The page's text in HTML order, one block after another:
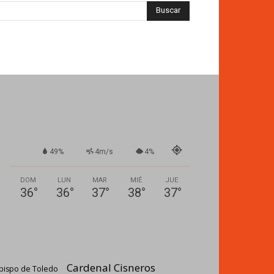
49% 4m/s 4%
DOM
36°
LUN
36°
MAR
37°
MIÉ
38°
JUE
37°
de Toledo Cardenal Cisneros